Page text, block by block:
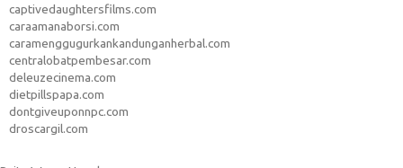
captivedaughtersfilms.com
caraamanaborsi.com
caramenggugurkankandunganherbal.com
centralobatpembesar.com
deleuzecinema.com
dietpillspapa.com
dontgiveuponnpc.com
droscargil.com